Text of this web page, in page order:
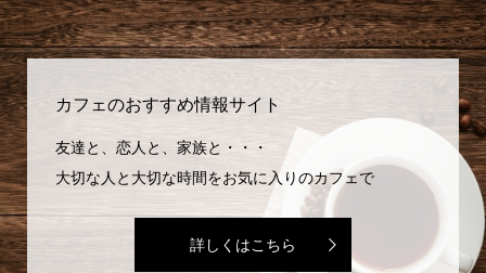
カフェのおすすめ情報サイト
大切な人と大切な時間をお気に入りのカフェで